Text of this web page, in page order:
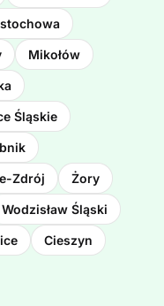
Mikołów
Śląskie
Zdrój Żory
Wodzisław Śląski
Cieszyn